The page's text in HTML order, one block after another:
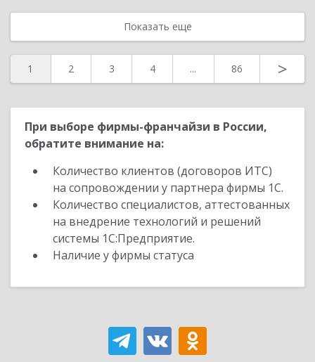
Показать еще
1 2 3 4 ... 86 >
При выборе фирмы-франчайзи в России,
обратите внимание на:
Количество клиентов (договоров ИТС)
на сопровождении у партнера фирмы 1С.
Количество специалистов, аттестованных
на внедрение технологий и решений
системы 1С:Предприятие.
Наличие у фирмы статуса